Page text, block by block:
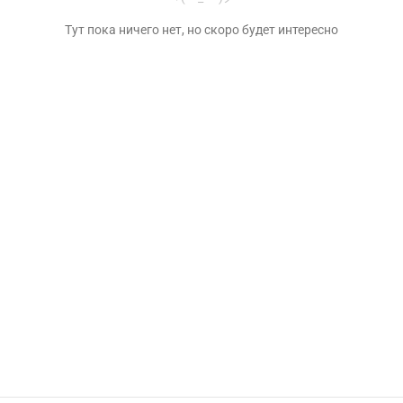
Тут пока ничего нет, но скоро будет интересно